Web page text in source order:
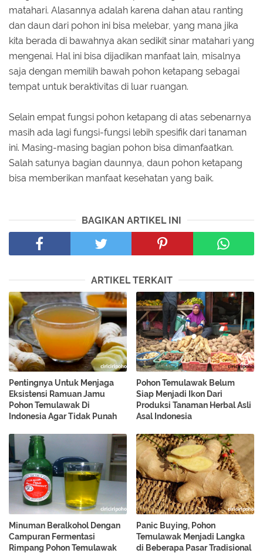
matahari. Alasannya adalah karena dahan atau ranting
dan daun dari pohon ini bisa melebar, yang mana jika
kita berada di bawahnya akan sedikit sinar matahari yang
mengenai. Hal ini bisa dijadikan manfaat lain, misalnya
saja dengan memilih bawah pohon ketapang sebagai
tempat untuk beraktivitas di luar ruangan.
Selain empat fungsi pohon ketapang di atas sebenarnya
masih ada lagi fungsi-fungsi lebih spesifik dari tanaman
ini. Masing-masing bagian pohon bisa dimanfaatkan.
Salah satunya bagian daunnya, daun pohon ketapang
bisa memberikan manfaat kesehatan yang baik.
BAGIKAN ARTIKEL INI
ARTIKEL TERKAIT
Pentingnya Untuk Menjaga
Eksistensi Ramuan Jamu
Pohon Temulawak Di
Indonesia Agar Tidak Punah
Pohon Temulawak Belum
Siap Menjadi Ikon Dari
Produksi Tanaman Herbal Asli
Asal Indonesia
Minuman Beralkohol Dengan
Campuran Fermentasi
Rimpang Pohon Temulawak
Panic Buying, Pohon
Temulawak Menjadi Langka
di Beberapa Pasar Tradisional